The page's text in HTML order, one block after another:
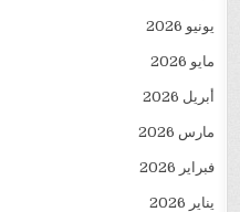
يونيو 2026
مايو 2026
أبريل 2026
مارس 2026
فبراير 2026
يناير 2026